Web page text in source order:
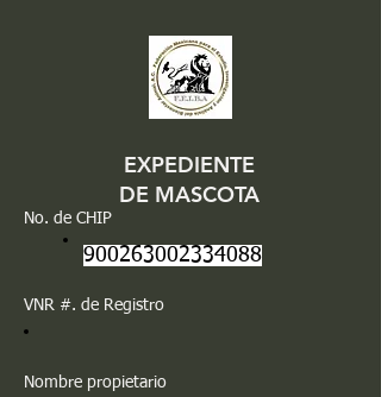
EXPEDIENTE
DE MASCOTA
No. de CHIP
900263002334088
VNR #. de Registro
Nombre propietario